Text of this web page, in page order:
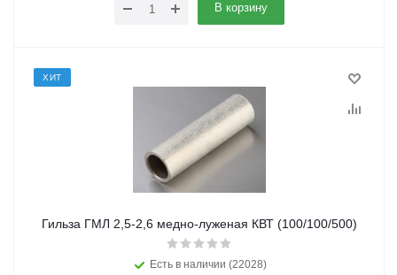
В корзину
ХИТ
Гильза ГМЛ 2,5-2,6 медно-луженая КВТ (100/100/500)
Есть в наличии (22028)